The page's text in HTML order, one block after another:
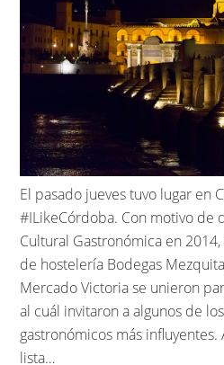
El pasado jueves tuvo lugar en
#ILikeCórdoba. Con motivo de
Cultural Gastronómica en
de hostelería Bodegas
Mercado Victoria se unieron
al cuál invitaron a algunos de
gastronómicos más influyentes.
lista…